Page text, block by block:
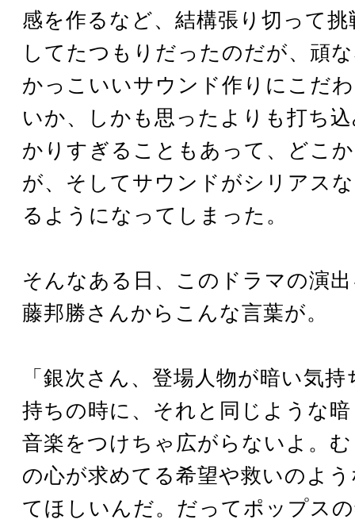
感を作るなど、結構張り切って
してたつもりだったのだが、頑
かっこいいサウンド作りにこだ
いか、しかも思ったよりも打ち
かりすぎることもあって、どこ
が、そしてサウンドがシリアス
るようになってしまった。
そんなある日、このドラマの演
藤邦勝さんからこんな言葉が。
「銀次さん、登場人物が暗い気
持ちの時に、それと同じような
音楽をつけちゃ広がらないよ。
の心が求めてる希望や救いのよ
てほしいんだ。だってポップス